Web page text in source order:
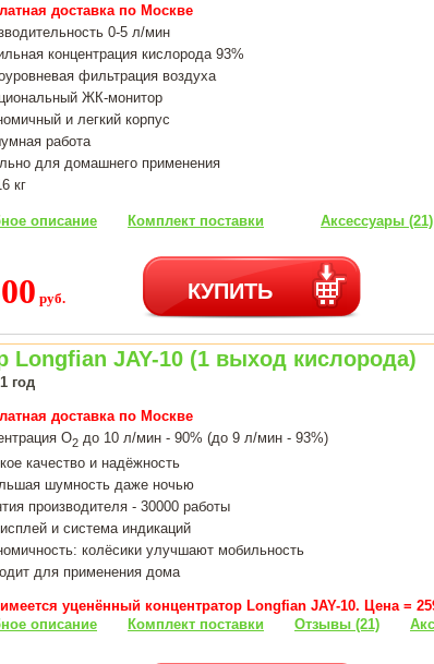
доставка по Москве
0-5 л/мин
концентрация кислорода 93%
фильтрация воздуха
ЖК-монитор
и легкий корпус
работа
для домашнего применения
кг
описание Комплект поставки Аксессуары (21)
руб. КУПИТЬ
Longfian JAY-10 (1 выход кислорода)
год
доставка по Москве
О2 до 10 л/мин - 90% (до 9 л/мин - 93%)
качество и надёжность
шумность даже ночью
производителя - 30000 работы
и система индикаций
колёсики улучшают мобильность
для применения дома
уценённый концентратор Longfian JAY-10. Цена =
описание
Комплект поставки Отзывы (21)